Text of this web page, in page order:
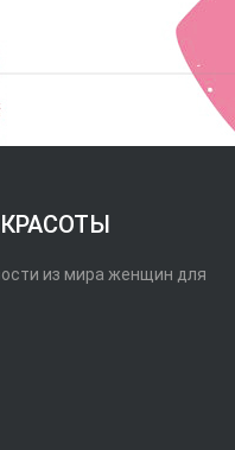
из мира женщин для